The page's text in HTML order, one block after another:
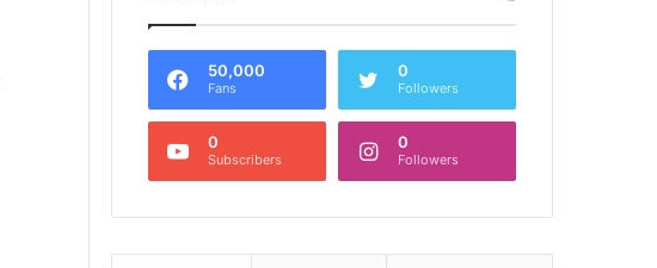
50,000
Fans
0
Followers
0
Subscribers
0
Followers